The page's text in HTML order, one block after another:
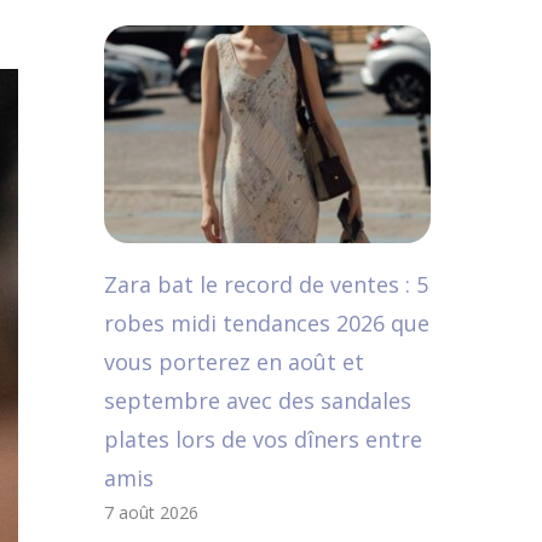
Zara bat le record de ventes : 5
robes midi tendances 2026 que
vous porterez en août et
septembre avec des sandales
plates lors de vos dîners entre
amis
7 août 2026